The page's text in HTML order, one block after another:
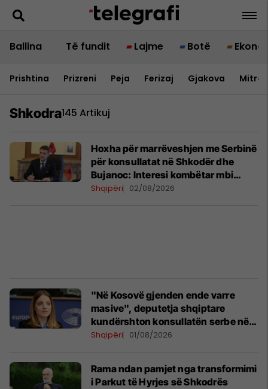
Ballina Të fundit Lajme Botë
Prishtina Prizreni Peja Ferizaj Gjakova
Shkodra145 Artikuj
Hoxha për marrëveshjen me Serbinë
për konsullatat në Shkodër dhe
Bujanoc: Interesi kombëtar mbi
emocionet historike
Shqipëri 02/08/2026
"Në Kosovë gjenden ende varre
masive", deputetja shqiptare
kundërshton konsullatën serbe në
Shkodër: Të dielën protestë
Shqipëri 01/08/2026
Rama ndan pamjet nga transformimi
i Parkut të Hyrjes së Shkodrës